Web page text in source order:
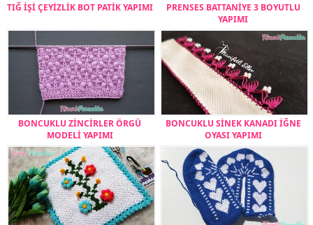
TIĞ İŞİ ÇEYİZLİK BOT PATİK YAPIMI
PRENSES BATTANİYE 3 BOYUTLU
YAPIMI
BONCUKLU ZİNCİRLER ÖRGÜ
MODELİ YAPIMI
BONCUKLU SİNEK KANADI İĞNE
OYASI YAPIMI